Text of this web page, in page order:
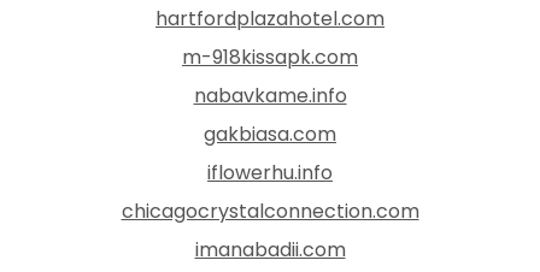
hartfordplazahotel.com
m-918kissapk.com
nabavkame.info
gakbiasa.com
iflowerhu.info
chicagocrystalconnection.com
imanabadii.com